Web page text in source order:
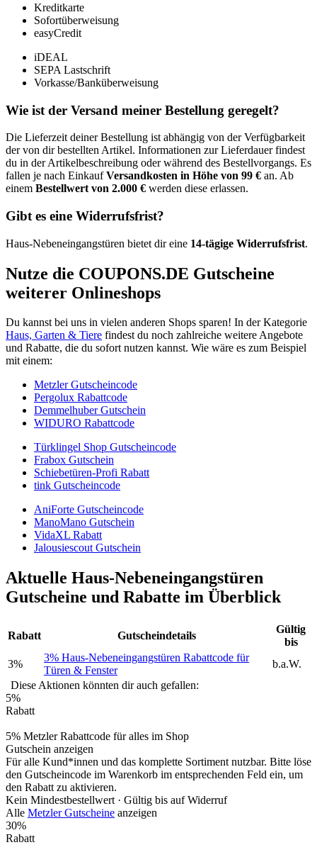
Kreditkarte
Sofortüberweisung
easyCredit
iDEAL
SEPA Lastschrift
Vorkasse/Banküberweisung
Wie ist der Versand meiner Bestellung geregelt?
Die Lieferzeit deiner Bestellung ist abhängig von der Verfügbarkeit
der von dir bestellten Artikel. Informationen zur Lieferdauer findest
du in der Artikelbeschreibung oder während des Bestellvorgangs. Es
fallen je nach EinkaufVersandkosten in Höhe von 99 € an. Ab
einem Bestellwert von 2.000 € werden diese erlassen.
Gibt es eine Widerrufsfrist?
Haus-Nebeneingangstüren bietet dir eine 14-tägige Widerrufsfrist.
Nutze die COUPONS.DE Gutscheine
weiterer Onlineshops
Du kannst bei uns in vielen anderen Shops sparen! In der Kategorie
Haus, Garten & Tiere findest du noch zahlreiche weitere Angebote
und Rabatte, die du sofort nutzen kannst. Wie wäre es zum Beispiel
mit einem:
Metzler Gutscheincode
Pergolux Rabattcode
Demmelhuber Gutschein
WIDURO Rabattcode
Türklingel Shop Gutscheincode
Frabox Gutschein
Schiebetüren-Profi Rabatt
tink Gutscheincode
AniForte Gutscheincode
ManoMano Gutschein
VidaXL Rabatt
Jalousiescout Gutschein
Aktuelle Haus-Nebeneingangstüren
Gutscheine und Rabatte im Überblick
Rabatt Gutscheindetails
Gültig
bis
3%
3% Haus-Nebeneingangstüren Rabattcode für
Türen & Fenster
b.a.W.
Diese Aktionen könnten dir auch gefallen:
5%
Rabatt
5% Metzler Rabattcode für alles im Shop
Gutschein anzeigen
Für alle Kund*innen und das komplette Sortiment nutzbar. Bitte löse
den Gutscheincode im Warenkorb im entsprechenden Feld ein, um
den Rabatt zu aktivieren.
Kein Mindestbestellwert · Gültig bis auf Widerruf
Alle Metzler Gutscheine anzeigen
30%
Rabatt